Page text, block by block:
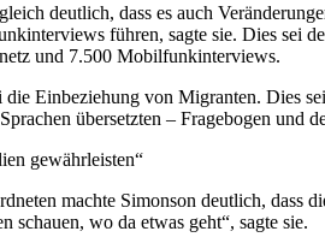
deutlich, dass es auch
interviews führen, sagte sie. Dies sei
und 7.500 Mobilfunkinterviews.
Einbeziehung von Migranten. Dies
übersetzten – Fragebogen und
gewährleisten“
machte Simonson deutlich, dass
schauen, wo da etwas geht“, sagte sie.